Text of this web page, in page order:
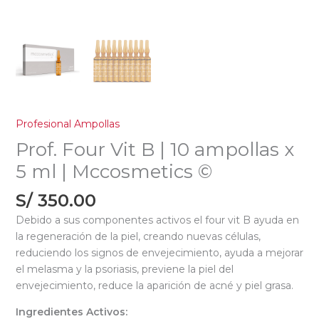
Profesional Ampollas
Prof. Four Vit B | 10 ampollas x
5 ml | Mccosmetics ©
S/350.00
Debido a sus componentes activos el four vit B ayuda en
la regeneración de la piel, creando nuevas células,
reduciendo los signos de envejecimiento, ayuda a mejorar
el melasma y la psoriasis, previene la piel del
envejecimiento, reduce la aparición de acné y piel grasa.
Ingredientes Activos: